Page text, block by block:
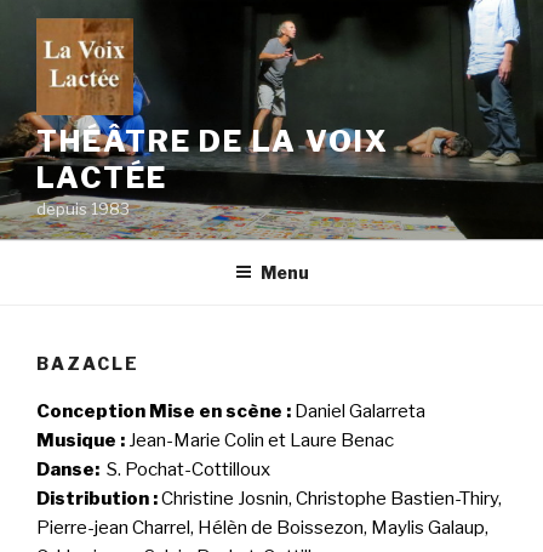
content
THÉÂTRE DE LA VOIX
LACTÉE
depuis 1983
Menu
BAZACLE
Conception Mise en scène : Daniel Galarreta
Musique : Jean-Marie Colin et Laure Benac
Danse: S. Pochat-Cottilloux
Distribution :Christine Josnin, Christophe Bastien-Thiry,
Pierre-jean Charrel, Hélèn de Boissezon, Maylis Galaup,